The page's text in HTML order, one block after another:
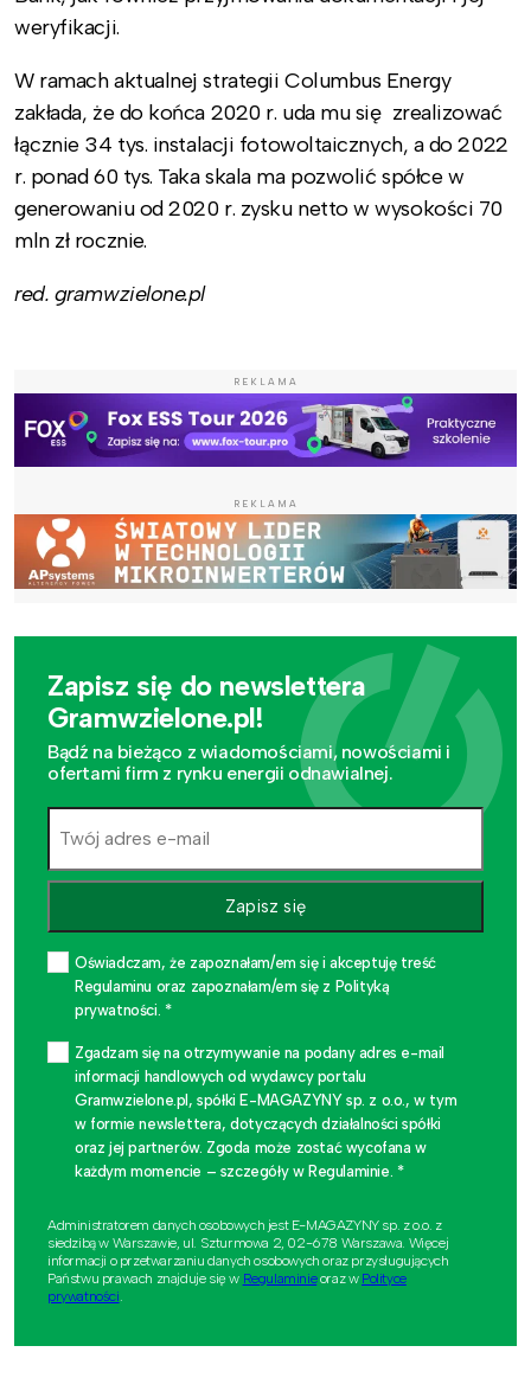
weryfikacji.
W ramach aktualnej strategii Columbus Energy
zakłada, że do końca 2020 r. uda mu się zrealizować
łącznie 34 tys. instalacji fotowoltaicznych, a do 2022
r. ponad 60 tys. Taka skala ma pozwolić spółce w
generowaniu od 2020 r. zysku netto w wysokości 70
mln zł rocznie.
red. gramwzielone.pl
REKLAMA
REKLAMA
Zapisz się do newslettera
Gramwzielone.pl!
Bądź na bieżąco z wiadomościami, nowościami i
ofertami firm z rynku energii odnawialnej.
Zapisz się
Oświadczam, że zapoznałam/em się i akceptuję treść
Regulaminu oraz zapoznałam/em się z Polityką
prywatności. *
Zgadzam się na otrzymywanie na podany adres e-mail
informacji handlowych od wydawcy portalu
Gramwzielone.pl, spółki E-MAGAZYNY sp. z o.o., w tym
w formie newslettera, dotyczących działalności spółki
oraz jej partnerów. Zgoda może zostać wycofana w
każdym momencie – szczegóły w Regulaminie. *
Administratorem danych osobowych jest E-MAGAZYNY sp. z o.o. z
siedzibą w Warszawie, ul. Szturmowa 2, 02-678 Warszawa. Więcej
informacji o przetwarzaniu danych osobowych oraz przysługujących
Państwu prawach znajduje się w Regulaminieoraz w Polityce
prywatności.